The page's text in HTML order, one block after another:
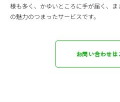
様も多く、かゆいところに手が届く、
の魅力のつまったサービスです。
お問い合わせは